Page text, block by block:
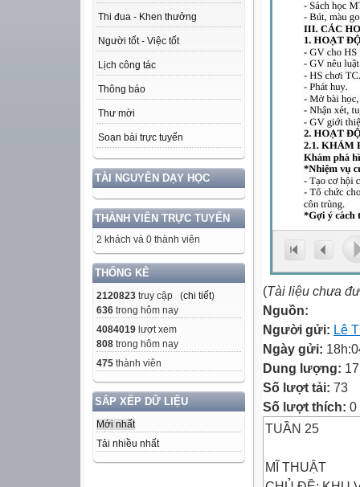
Thi đua - Khen thưởng
Người tốt - Việc tốt
Lịch công tác
Thông báo
Thư mời
Soạn bài trực tuyến
TÀI NGUYÊN DẠY HỌC
THÀNH VIÊN TRỰC TUYẾN
2 khách và 0 thành viên
THỐNG KÊ
2120823 truy cập (chi tiết)
636 trong hôm nay
4084019 lượt xem
808 trong hôm nay
475 thành viên
SẮP XẾP DỮ LIỆU
Mới nhất
Tải nhiều nhất
(Tài liệu chưa
Nguồn:
Người gửi: Lê
Ngày gửi:
Dung lượng:
Số lượt tải: 73
Số lượt thích: 0
TUẦN 25
MĨ THUẬT